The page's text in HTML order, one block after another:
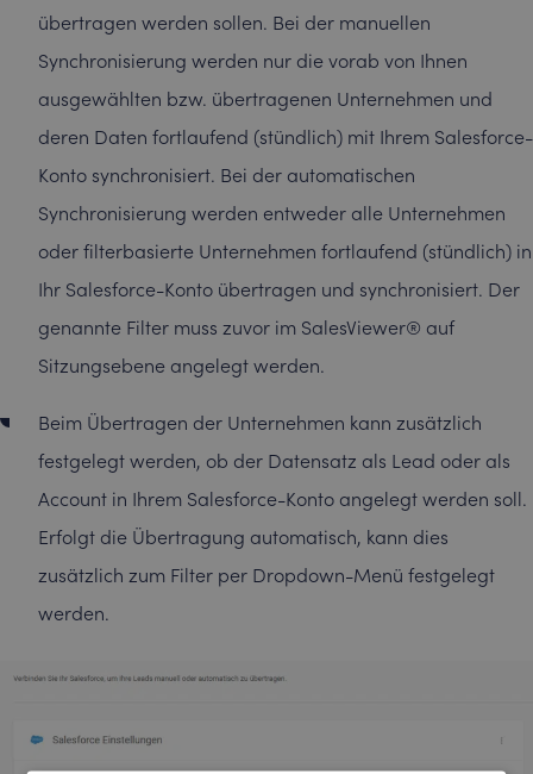
übertragen werden sollen. Bei der manuellen
Synchronisierung werden nur die vorab von Ihnen
ausgewählten bzw. übertragenen Unternehmen und
deren Daten fortlaufend (stündlich) mit Ihrem Salesforce-
Konto synchronisiert. Bei der automatischen
Synchronisierung werden entweder alle Unternehmen
oder filterbasierte Unternehmen fortlaufend (stündlich) in
Ihr Salesforce-Konto übertragen und synchronisiert. Der
genannte Filter muss zuvor im SalesViewer® auf
Sitzungsebene angelegt werden.
Beim Übertragen der Unternehmen kann zusätzlich
festgelegt werden, ob der Datensatz als Lead oder als
Account in Ihrem Salesforce-Konto angelegt werden soll.
Erfolgt die Übertragung automatisch, kann dies
zusätzlich zum Filter per Dropdown-Menü festgelegt
werden.